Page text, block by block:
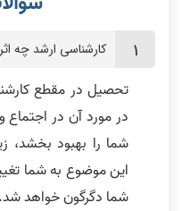
کارشناسی ارشد چه
تحصیل در مقطع
در مورد آن در اجتماع
شما را بهبود بخشد،
این موضوع به شما
شما دگرگون خواهد شد.